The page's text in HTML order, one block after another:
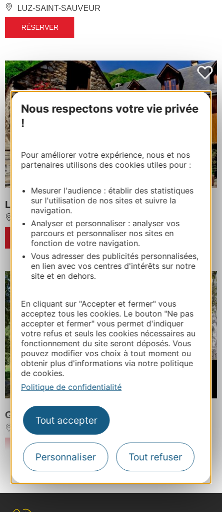
Nous respectons votre vie privée
!
Pour améliorer votre expérience, nous et nos
partenaires utilisons des cookies utiles pour :
Mesurer l'audience : établir des statistiques
sur l'utilisation de nos sites et suivre la
navigation.
Analyser et personnaliser : analyser vos
parcours et personnaliser nos sites en
fonction de votre navigation.
Vous adresser des publicités personnalisées,
en lien avec vos centres d'intérêts sur notre
site et en dehors.
En cliquant sur "Accepter et fermer" vous
acceptez tous les cookies. Le bouton "Ne pas
accepter et fermer" vous permet d'indiquer
votre refus et seuls les cookies nécessaires au
fonctionnement du site seront déposés. Vous
pouvez modifier vos choix à tout moment ou
obtenir plus d'informations via notre politique
de cookies.
Politique de confidentialité
Tout accepter
Personnaliser Tout refuser
LUZ-SAINT-SAUVEUR
RÉSERVER
LA GRANGE AUX MARMOTTES
VISCOS
RÉSERVER
À partir de
GÎTE LES TERRES NERES
AUCUN
RÉSERVER
Plus de résultats